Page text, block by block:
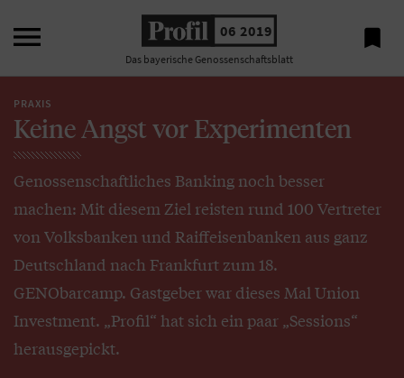
 06 2019
Das bayerische Genossenschaftsblatt

PRAXIS
Keine Angst vor Experimenten
Genossenschaftliches Banking noch besser
machen: Mit diesem Ziel reisten rund 100 Vertreter
von Volksbanken und Raiffeisenbanken aus ganz
Deutschland nach Frankfurt zum 18.
GENObarcamp. Gastgeber war dieses Mal Union
Investment. „Profil“ hat sich ein paar „Sessions“
herausgepickt.